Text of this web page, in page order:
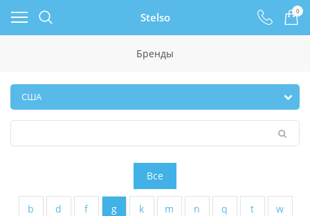
Stelso 0
Бренды
Все
b d f g k m n q t w